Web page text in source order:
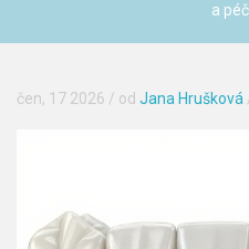
a
čen, 17 2026 / od Jana Hrušková